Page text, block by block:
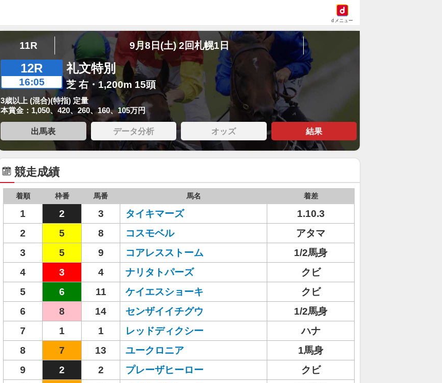
dメニュー
11R 9月8日(土) 2回札幌1日
12R
16:05
礼文特別
芝 右・1,200m 15頭
3歳以上 (混合)(特指) 定量
本賞金：1,050、420、260、160、105万円
出馬表 データ分析 オッズ 結果
競走成績
着順 枠番 馬番 馬名 着差
1 2 3 タイキマーズ
1.10.3
2
5 8 コスモベル
アタマ
3
5 9 コアレスストーム
1/2馬身
4
3 4 ナリタトパーズ
クビ
5
6 11 ケイエスショーキ
クビ
6
8 14 センザイイチグウ
1/2馬身
7
1 1 レッドディクシー
ハナ
8
7 13 ユークロニア
1馬身
9
2 2 プレーザヒーロー
クビ